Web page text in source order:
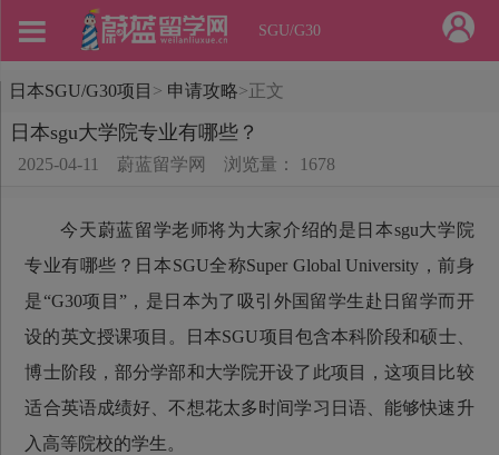
SGU/G30
日本SGU/G30项目 > 申请攻略>正文
日本sgu大学院专业有哪些？
2025-04-11 蔚蓝留学网 浏览量： 1678
今天蔚蓝留学老师将为大家介绍的是日本sgu大学院
专业有哪些？日本SGU全称Super Global University，前身
是“G30项目”，是日本为了吸引外国留学生赴日留学而开
设的英文授课项目。日本SGU项目包含本科阶段和硕士、
博士阶段，部分学部和大学院开设了此项目，这项目比较
适合英语成绩好、不想花太多时间学习日语、能够快速升
入高等院校的学生。